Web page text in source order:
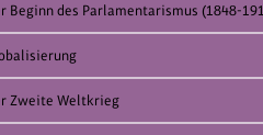
Beginn des Parlamentarismus (1848-
Zweite Weltkrieg